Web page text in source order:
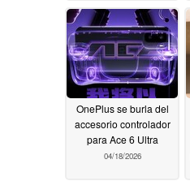
OnePlus se burla del
accesorio controlador
para Ace 6 Ultra
04/18/2026